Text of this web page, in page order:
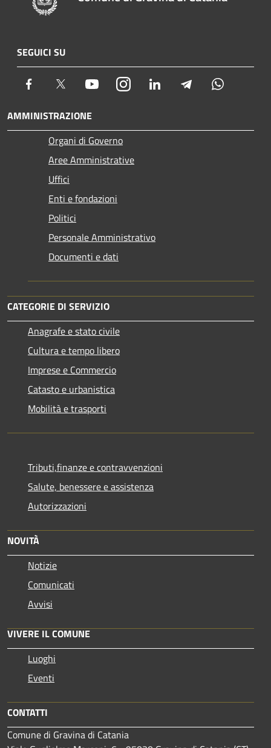
SEGUICI SU
Facebook Twitter YoutubeInstagram LinkedIn Telegram
AMMINISTRAZIONE
Organi di Governo
Aree Amministrative
Uffici
Enti e fondazioni
Politici
Personale Amministrativo
Documenti e dati
CATEGORIE DI SERVIZIO
Anagrafe e stato civile
Cultura e tempo libero
Imprese e Commercio
Catasto e urbanistica
Mobilità e trasporti
Tributi,finanze e contravvenzioni
Salute, benessere e assistenza
Autorizzazioni
NOVITÀ
Notizie
Comunicati
Avvisi
VIVERE IL COMUNE
Luoghi
Eventi
CONTATTI
Comune di Gravina di Catania